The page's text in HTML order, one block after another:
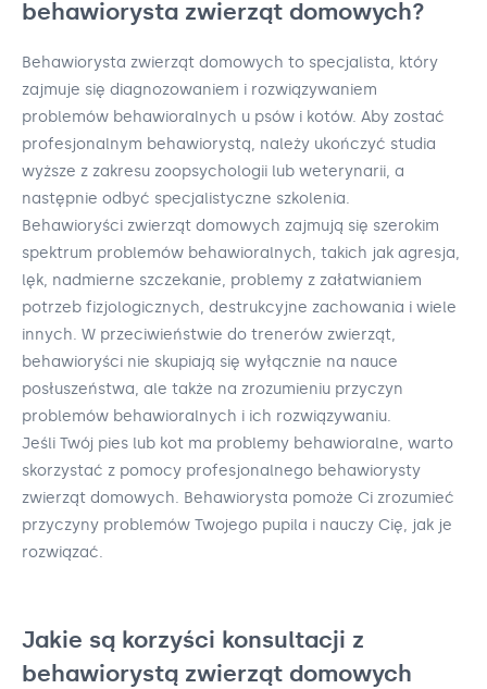
behawiorysta zwierząt domowych?
Behawiorysta zwierząt domowych to specjalista, który
zajmuje się diagnozowaniem i rozwiązywaniem
problemów behawioralnych u psów i kotów. Aby zostać
profesjonalnym behawiorystą, należy ukończyć studia
wyższe z zakresu zoopsychologii lub weterynarii, a
następnie odbyć specjalistyczne szkolenia.
Behawioryści zwierząt domowych zajmują się szerokim
spektrum problemów behawioralnych, takich jak agresja,
lęk, nadmierne szczekanie, problemy z załatwianiem
potrzeb fizjologicznych, destrukcyjne zachowania i wiele
innych. W przeciwieństwie do trenerów zwierząt,
behawioryści nie skupiają się wyłącznie na nauce
posłuszeństwa, ale także na zrozumieniu przyczyn
problemów behawioralnych i ich rozwiązywaniu.
Jeśli Twój pies lub kot ma problemy behawioralne, warto
skorzystać z pomocy profesjonalnego behawiorysty
zwierząt domowych. Behawiorysta pomoże Ci zrozumieć
przyczyny problemów Twojego pupila i nauczy Cię, jak je
rozwiązać.
Jakie są korzyści konsultacji z
behawiorystą zwierząt domowych